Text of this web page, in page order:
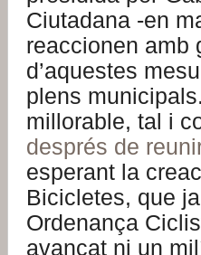
Ciutadana -en
reaccionen amb
d’aquestes
plens
millorable, tal i
després de
esperant la
Bicicletes, que
Ordenança
avançat ni un